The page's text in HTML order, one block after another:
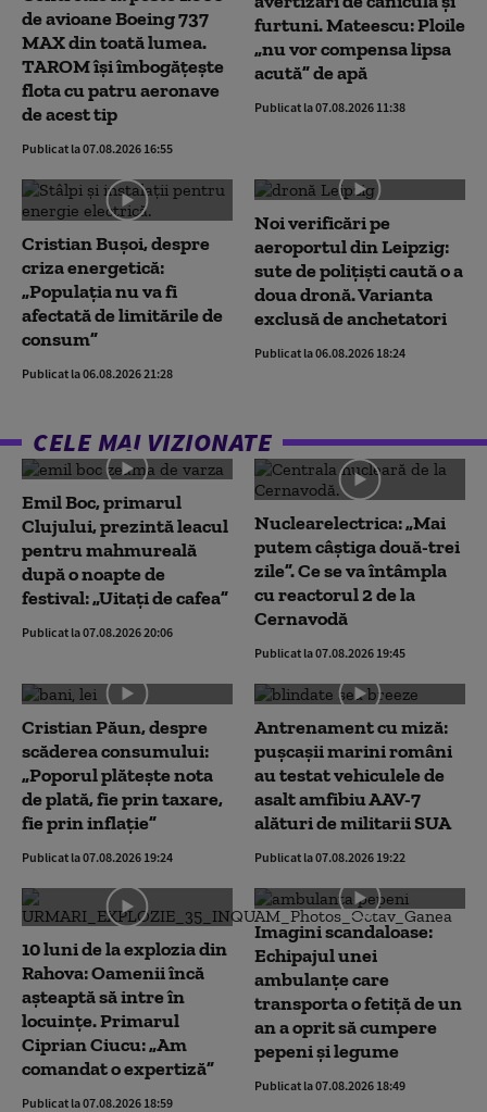
de avioane Boeing 737
MAX din toată lumea.
TAROM își îmbogățește
flota cu patru aeronave
de acest tip
Publicat la 07.08.2026 16:55
furtuni. Mateescu: Ploile
„nu vor compensa lipsa
acută” de apă
Publicat la 07.08.2026 11:38
Cristian Bușoi, despre
criza energetică:
„Populația nu va fi
afectată de limitările de
consum”
Publicat la 06.08.2026 21:28
Noi verificări pe
aeroportul din Leipzig:
sute de polițiști caută o a
doua dronă. Varianta
exclusă de anchetatori
Publicat la 06.08.2026 18:24
CELE MAI VIZIONATE
Emil Boc, primarul
Clujului, prezintă leacul
pentru mahmureală
după o noapte de
festival: „Uitați de cafea”
Publicat la 07.08.2026 20:06
Nuclearelectrica: „Mai
putem câștiga două-trei
zile”. Ce se va întâmpla
cu reactorul 2 de la
Cernavodă
Publicat la 07.08.2026 19:45
Cristian Păun, despre
scăderea consumului:
„Poporul plătește nota
de plată, fie prin taxare,
fie prin inflație”
Publicat la 07.08.2026 19:24
Antrenament cu miză:
pușcașii marini români
au testat vehiculele de
asalt amfibiu AAV-7
alături de militarii SUA
Publicat la 07.08.2026 19:22
10 luni de la explozia din
Rahova: Oamenii încă
așteaptă să intre în
locuințe. Primarul
Ciprian Ciucu: „Am
comandat o expertiză”
Publicat la 07.08.2026 18:59
Imagini scandaloase:
Echipajul unei
ambulanțe care
transporta o fetiță de un
an a oprit să cumpere
pepeni și legume
Publicat la 07.08.2026 18:49